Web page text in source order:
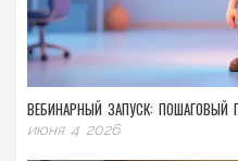
ВЕБИНАРНЫЙ ЗАПУСК:
июня 4 2026